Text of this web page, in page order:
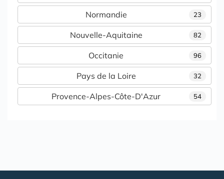
23
Normandie
82
Nouvelle-Aquitaine
96
Occitanie
32
Pays de la Loire
54
Provence-Alpes-Côte-D'Azur